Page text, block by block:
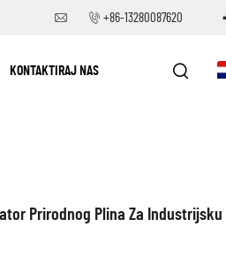
+86-13280087620
KONTAKTIRAJ NAS
Prirodnog Plina Za Industrijsku